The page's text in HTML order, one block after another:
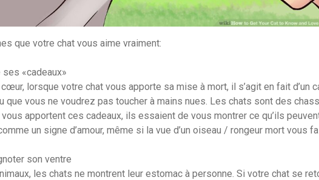
que votre chat vous aime vraiment:
«cadeaux»
lorsque votre chat vous apporte sa mise à mort, il s’agit en fait d’un
que vous ne voudrez pas toucher à mains nues. Les chats sont des
apportent ces cadeaux, ils essaient de vous montrer ce qu’ils
un signe d’amour, même si la vue d’un oiseau / rongeur mort vous
son ventre
les chats ne montrent leur estomac à personne. Si votre chat se